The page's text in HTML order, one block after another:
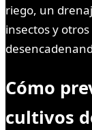
riego, un
insectos y
Cómo
cultivos